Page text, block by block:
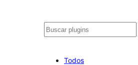
Buscar
Todos